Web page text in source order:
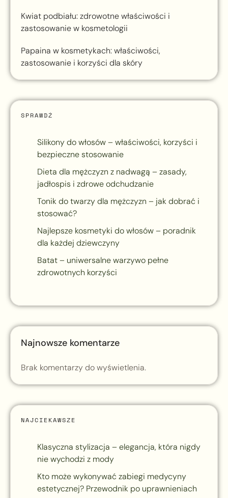
Kwiat podbiału: zdrowotne właściwości i
zastosowanie w kosmetologii
Papaina w kosmetykach: właściwości,
zastosowanie i korzyści dla skóry
SPRAWDŹ
Silikony do włosów – właściwości, korzyści i
bezpieczne stosowanie
Dieta dla mężczyzn z nadwagą – zasady,
jadłospis i zdrowe odchudzanie
Tonik do twarzy dla mężczyzn – jak dobrać i
stosować?
Najlepsze kosmetyki do włosów – poradnik
dla każdej dziewczyny
Batat – uniwersalne warzywo pełne
zdrowotnych korzyści
Najnowsze komentarze
Brak komentarzy do wyświetlenia.
NAJCIEKAWSZE
Klasyczna stylizacja – elegancja, która nigdy
nie wychodzi z mody
Kto może wykonywać zabiegi medycyny
estetycznej? Przewodnik po uprawnieniach